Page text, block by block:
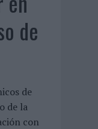
de
de
de la
con